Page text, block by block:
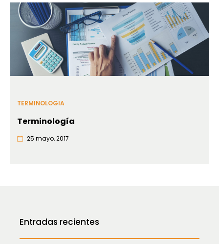
Entradas recientes
TERMINOLOGIA
Terminología
25 mayo, 2017